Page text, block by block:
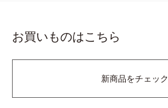
お買いものはこちら
新商品をチェック